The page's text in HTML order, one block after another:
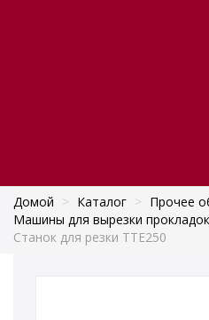
Домой > Каталог > Прочее
Машины для вырезки прокладок
Станок для резки TTE250